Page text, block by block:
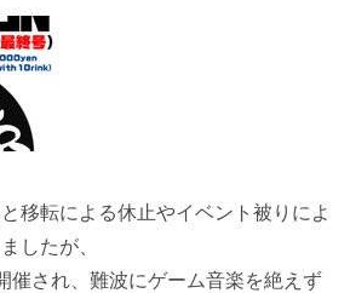
移転による休止やイベント被りによ
したが、
催され、難波にゲーム音楽を絶えず